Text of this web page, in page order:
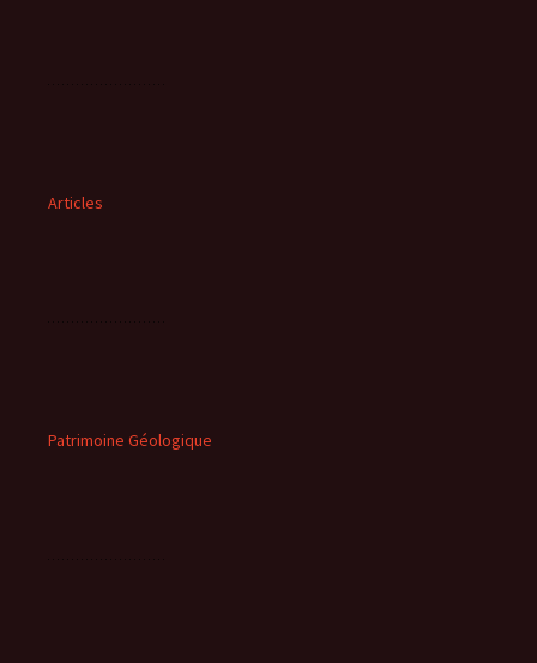
Articles
Patrimoine Géologique